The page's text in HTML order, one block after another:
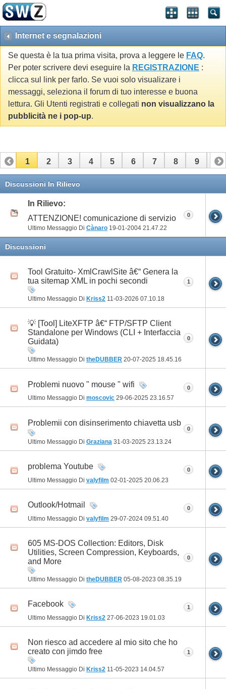
Internet e segnalazioni
Se questa è la tua prima visita, prova a leggere le FAQ.
Per poter scrivere devi eseguire la REGISTRAZIONE :
clicca sul link per farlo. Se vuoi solo visualizare i
messaggi, seleziona il forum di tuo interesse e buona
lettura. Gli Utenti registrati e collegati non visualizzano la
pubblicità ne i pop-up.
1 2 3 4 5 6 7 8 9 10
11 12 13
Discussioni In Rilievo
In Rilievo:
ATTENZIONE! comunicazione di servizio
Ultimo Messaggio Di Cànaro 19-01-2004 21.47.22
0
Discussioni
Tool Gratuito- XmlCrawlSite â€“ Genera la
tua sitemap XML in pochi secondi
Ultimo Messaggio Di Kriss2 11-03-2026 07.10.18
1
💡 [Tool] LiteXFTP â€“ FTP/SFTP Client
Standalone per Windows (CLI + Interfaccia
Guidata)
Ultimo Messaggio Di theDUBBER 20-07-2025 18.45.16
0
Problemi nuovo " mouse " wifi
Ultimo Messaggio Di moscovic 29-06-2025 23.16.57
0
Problemii con disinserimento chiavetta usb
Ultimo Messaggio Di Graziana 31-03-2025 23.13.24
0
problema Youtube
Ultimo Messaggio Di valyfilm 02-01-2025 20.06.23
0
Outlook/Hotmail
Ultimo Messaggio Di valyfilm 29-07-2024 09.51.40
0
605 MS-DOS Collection: Editors, Disk
Utilities, Screen Compression, Keyboards,
and More
Ultimo Messaggio Di theDUBBER 05-08-2023 08.35.19
0
Facebook
Ultimo Messaggio Di Kriss2 27-06-2023 19.01.03
1
Non riesco ad accedere al mio sito che ho
creato con jimdo free
Ultimo Messaggio Di Kriss2 11-05-2023 14.04.57
1